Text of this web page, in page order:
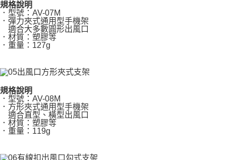
規格說明
．型號：AV-07M
．彈力夾式通用型手機架
適合大多數圓形出風口
．材質：塑膠等
．重量：127g
規格說明
．型號：AV-08M
．方形夾式通用型手機架
適合直型、橫型出風口
．材質：塑膠等
．重量：119g